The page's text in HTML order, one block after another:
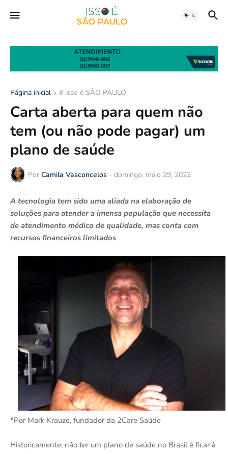
Página inicial # isso é SÃO PAULO
Carta aberta para quem não
tem (ou não pode pagar) um
plano de saúde
Por Camila Vasconcelos - domingo, maio 29, 2022
A tecnologia tem sido uma aliada na elaboração de
soluções para atender a imensa população que necessita
de atendimento médico de qualidade, mas conta com
recursos financeiros limitados
*Por Mark Krauze, fundador da 2Care Saúde
Historicamente, não ter um plano de saúde no Brasil é ficar à